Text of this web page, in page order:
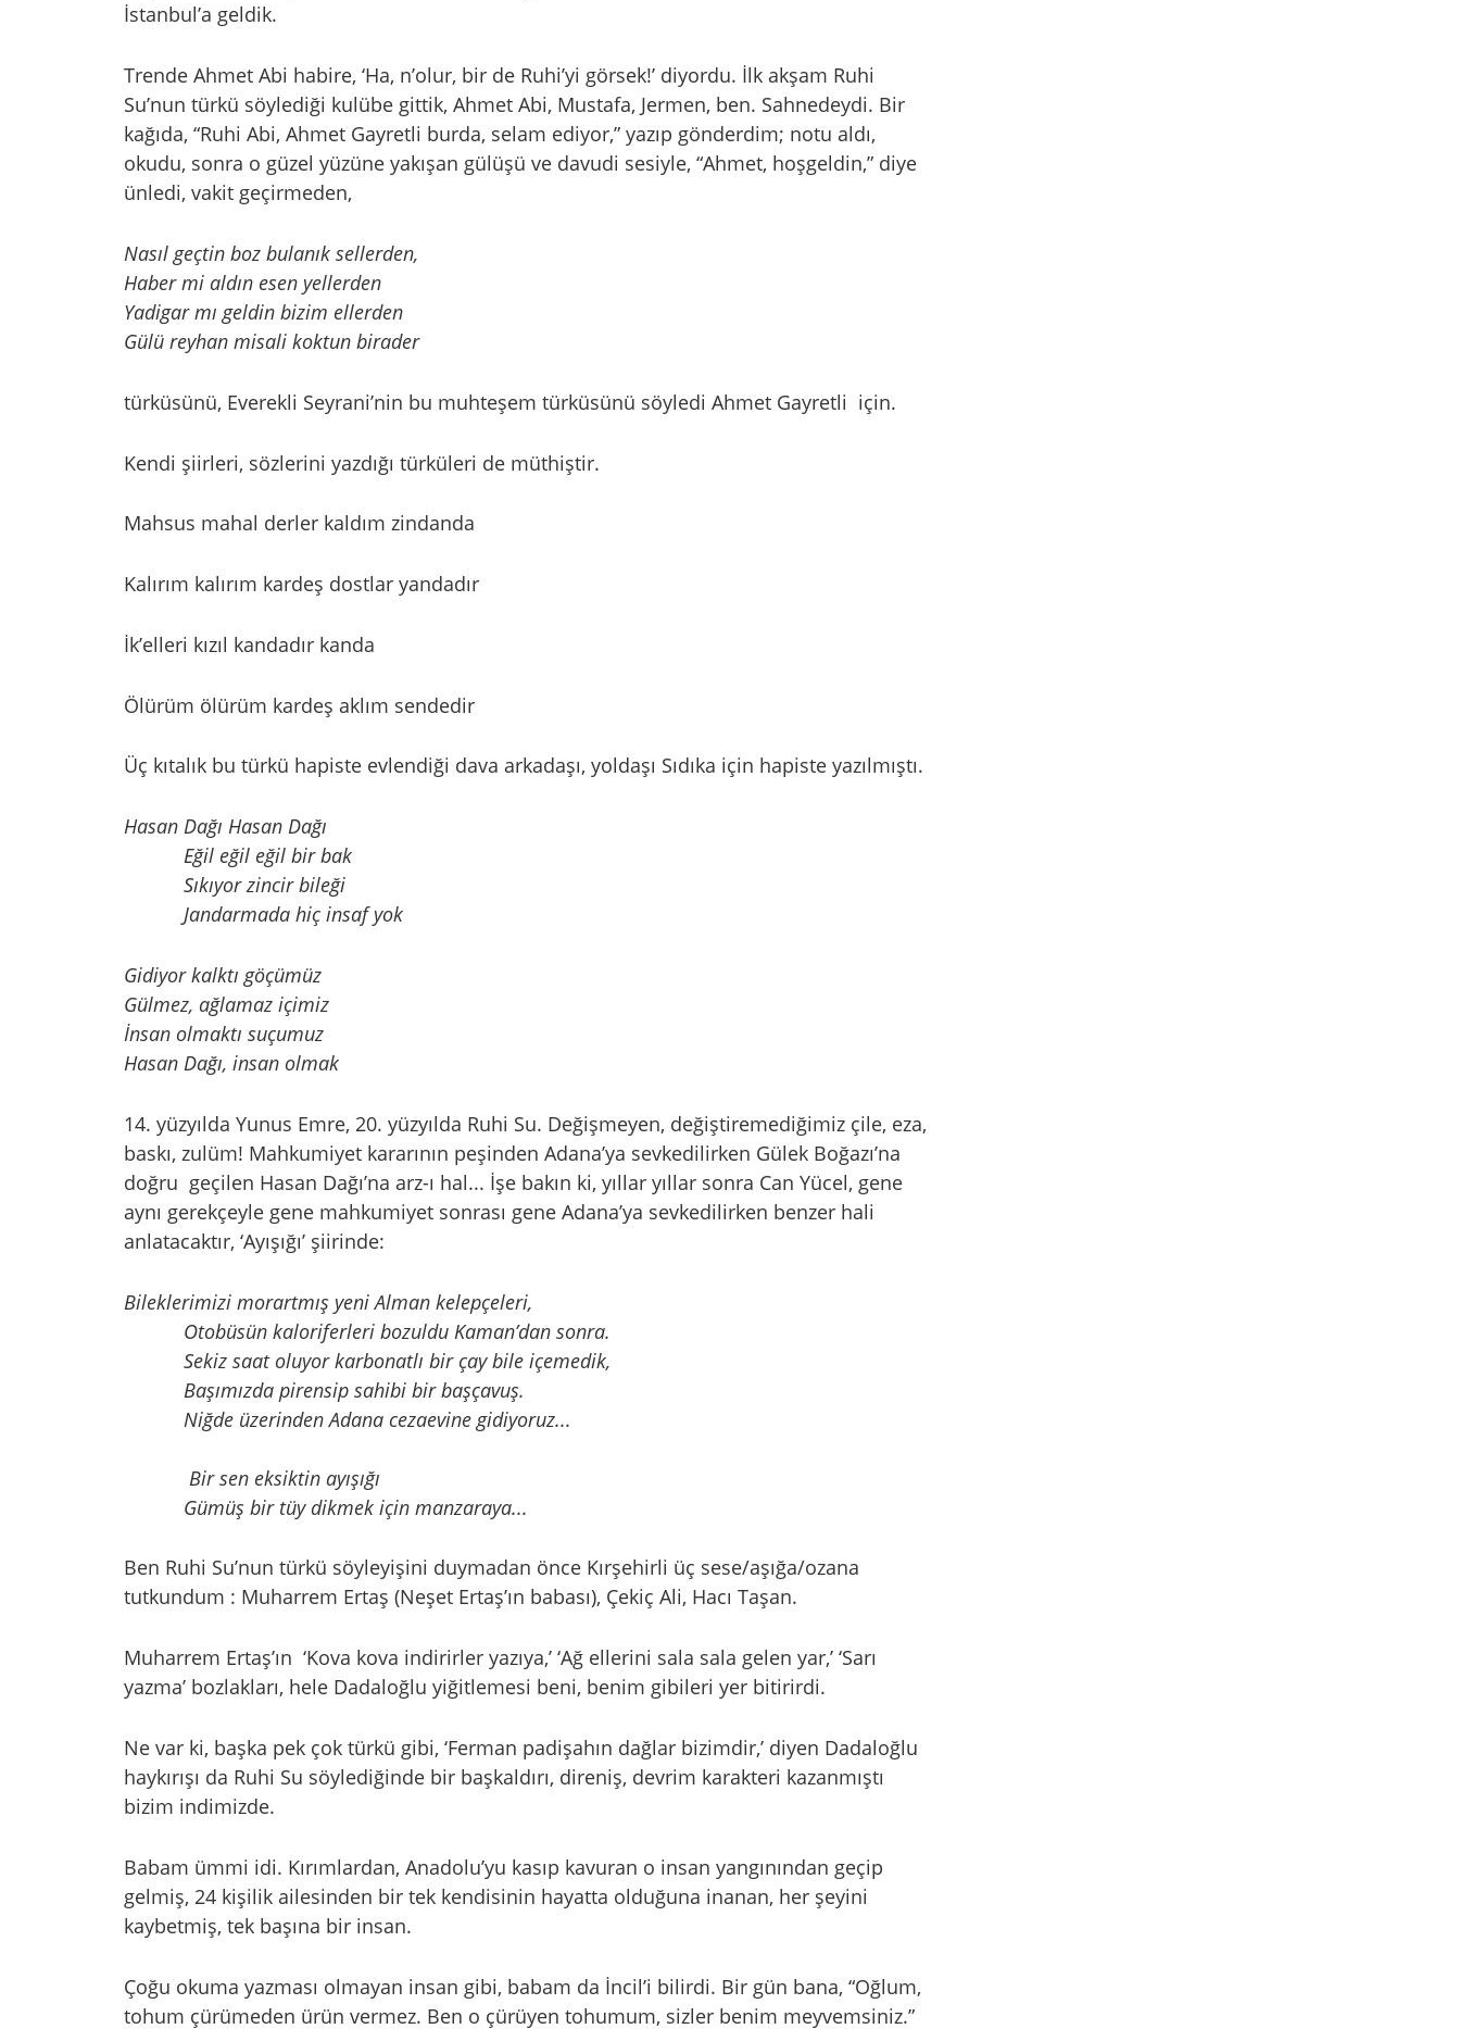
İstanbul’a geldik.
Trende Ahmet Abi habire, ‘Ha, n’olur, bir de Ruhi’yi görsek!’ diyordu. İlk akşam Ruhi
Su’nun türkü söylediği kulübe gittik, Ahmet Abi, Mustafa, Jermen, ben. Sahnedeydi. Bir
kağıda, “Ruhi Abi, Ahmet Gayretli burda, selam ediyor,” yazıp gönderdim; notu aldı,
okudu, sonra o güzel yüzüne yakışan gülüşü ve davudi sesiyle, “Ahmet, hoşgeldin,” diye
ünledi, vakit geçirmeden,
Nasıl geçtin boz bulanık sellerden,
Haber mi aldın esen yellerden
Yadigar mı geldin bizim ellerden
Gülü reyhan misali koktun birader
türküsünü, Everekli Seyrani’nin bu muhteşem türküsünü söyledi Ahmet Gayretli için.
Kendi şiirleri, sözlerini yazdığı türküleri de müthiştir.
Mahsus mahal derler kaldım zindanda
Kalırım kalırım kardeş dostlar yandadır
İk’elleri kızıl kandadır kanda
Ölürüm ölürüm kardeş aklım sendedir
Üç kıtalık bu türkü hapiste evlendiği dava arkadaşı, yoldaşı Sıdıka için hapiste yazılmıştı.
Hasan Dağı Hasan Dağı
Eğil eğil eğil bir bak
Sıkıyor zincir bileği
Jandarmada hiç insaf yok
Gidiyor kalktı göçümüz
Gülmez, ağlamaz içimiz
İnsan olmaktı suçumuz
Hasan Dağı, insan olmak
14. yüzyılda Yunus Emre, 20. yüzyılda Ruhi Su. Değişmeyen, değiştiremediğimiz çile, eza,
baskı, zulüm! Mahkumiyet kararının peşinden Adana’ya sevkedilirken Gülek Boğazı’na
doğru geçilen Hasan Dağı’na arz-ı hal... İşe bakın ki, yıllar yıllar sonra Can Yücel, gene
aynı gerekçeyle gene mahkumiyet sonrası gene Adana’ya sevkedilirken benzer hali
anlatacaktır, ‘Ayışığı’ şiirinde:
Bileklerimizi morartmış yeni Alman kelepçeleri,
Otobüsün kaloriferleri bozuldu Kaman’dan sonra.
Sekiz saat oluyor karbonatlı bir çay bile içemedik,
Başımızda pirensip sahibi bir başçavuş.
Niğde üzerinden Adana cezaevine gidiyoruz...
Bir sen eksiktin ayışığı
Gümüş bir tüy dikmek için manzaraya...
Ben Ruhi Su’nun türkü söyleyişini duymadan önce Kırşehirli üç sese/aşığa/ozana
tutkundum : Muharrem Ertaş (Neşet Ertaş’ın babası), Çekiç Ali, Hacı Taşan.
Muharrem Ertaş’ın ‘Kova kova indirirler yazıya,’ ‘Ağ ellerini sala sala gelen yar,’ ‘Sarı
yazma’ bozlakları, hele Dadaloğlu yiğitlemesi beni, benim gibileri yer bitirirdi.
Ne var ki, başka pek çok türkü gibi, ‘Ferman padişahın dağlar bizimdir,’ diyen Dadaloğlu
haykırışı da Ruhi Su söylediğinde bir başkaldırı, direniş, devrim karakteri kazanmıştı
bizim indimizde.
Babam ümmi idi. Kırımlardan, Anadolu’yu kasıp kavuran o insan yangınından geçip
gelmiş, 24 kişilik ailesinden bir tek kendisinin hayatta olduğuna inanan, her şeyini
kaybetmiş, tek başına bir insan.
Çoğu okuma yazması olmayan insan gibi, babam da İncil’i bilirdi. Bir gün bana, “Oğlum,
tohum çürümeden ürün vermez. Ben o çürüyen tohumum, sizler benim meyvemsiniz.”